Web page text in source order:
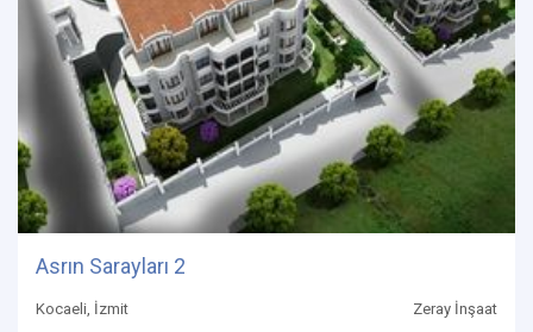
Asrın Sarayları 2
Kocaeli, İzmit Zeray İnşaat